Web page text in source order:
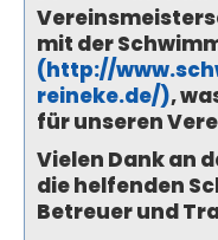
mit der
(http://
reineke.de/),
für unseren
Vielen Dank an
die helfenden
Betreuer und